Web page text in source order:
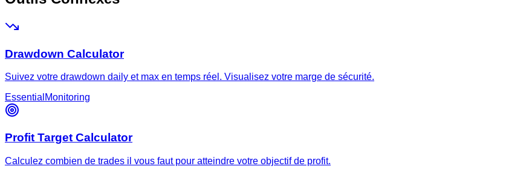
Drawdown Calculator
Suivez votre drawdown daily et max en temps réel. Visualisez votre marge de sécurité.
Essential Monitoring
Profit Target Calculator
Calculez combien de trades il vous faut pour atteindre votre objectif de profit.